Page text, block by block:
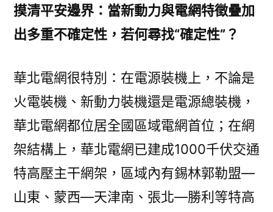
摸清平安邊界：當新動力與電網特徵疊加
出多重不確定性，若何尋找“確定性”？
華北電網很特別：在電源裝機上，不論是
火電裝機、新動力裝機還是電源總裝機，
華北電網都位居全國區域電網首位；在網
架結構上，華北電網已建成1000千伏交通
特高壓主干網架，區域內有錫林郭勒盟—
山東、蒙西—天津南、張北—勝利等特高